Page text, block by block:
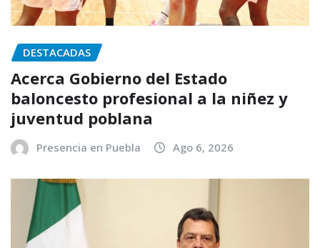
DESTACADAS
Acerca Gobierno del Estado
baloncesto profesional a la niñez y
juventud poblana
Presencia en Puebla Ago 6, 2026